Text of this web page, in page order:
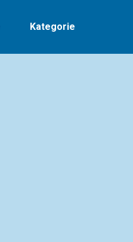
Kategorie